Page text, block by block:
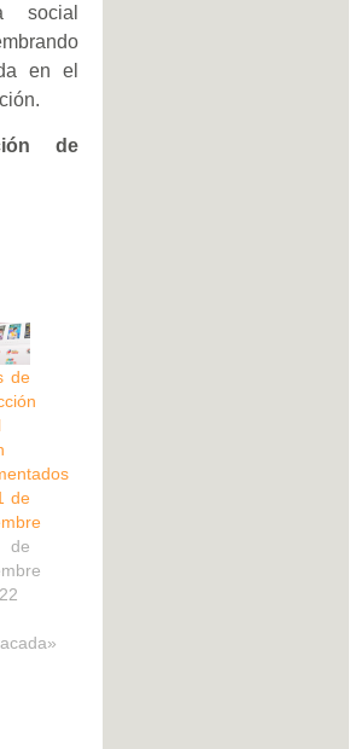
social
en el
de
de
de